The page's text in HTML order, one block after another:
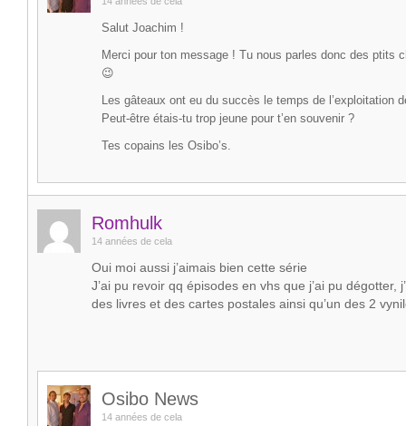
Salut Joachim !
Merci pour ton message ! Tu nous parles donc des ptits
😉
Les gâteaux ont eu du succès le temps de l’exploitation
Peut-être étais-tu trop jeune pour t’en souvenir ?
Tes copains les Osibo’s.
Romhulk
14 années de cela
Oui moi aussi j’aimais bien cette série
J’ai pu revoir qq épisodes en vhs que j’ai pu dégotter,
des livres et des cartes postales ainsi qu’un des 2
Osibo News
14 années de cela